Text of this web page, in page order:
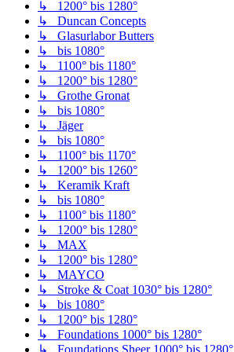
↳ 1200° bis 1280°
↳ Duncan Concepts
↳ Glasurlabor Butters
↳ bis 1080°
↳ 1100° bis 1180°
↳ 1200° bis 1280°
↳ Grothe Gronat
↳ bis 1080°
↳ Jäger
↳ bis 1080°
↳ 1100° bis 1170°
↳ 1200° bis 1260°
↳ Keramik Kraft
↳ bis 1080°
↳ 1100° bis 1180°
↳ 1200° bis 1280°
↳ MAX
↳ 1200° bis 1280°
↳ MAYCO
↳ Stroke & Coat 1030° bis 1280°
↳ bis 1080°
↳ 1200° bis 1280°
↳ Foundations 1000° bis 1280°
↳ Foundations Sheer 1000° bis 1280°